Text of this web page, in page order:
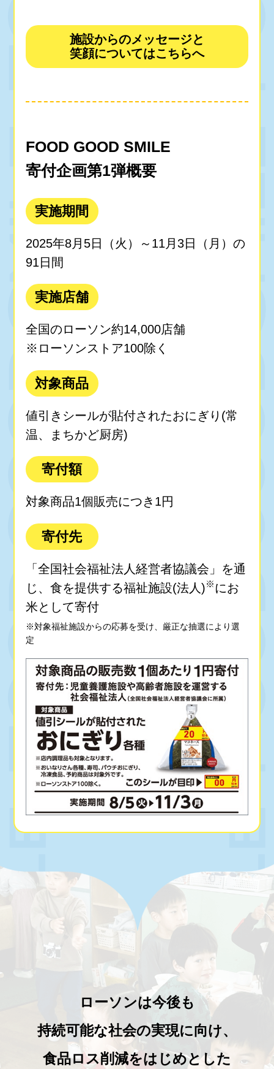
施設からのメッセージと
笑顔についてはこちらへ
FOOD GOOD SMILE
寄付企画第1弾概要
実施期間
2025年8月5日（火）～11月3日（月）の
91日間
実施店舗
全国のローソン約14,000店舗
※ローソンストア100除く
対象商品
値引きシールが貼付されたおにぎり(常
温、まちかど厨房)
寄付額
対象商品1個販売につき1円
寄付先
「全国社会福祉法人経営者協議会」を通
じ、食を提供する福祉施設(法人)※ にお
米として寄付
※対象福祉施設からの応募を受け、厳正な抽選により選
定
ローソンは今後も
持続可能な社会の実現に向け、
食品ロス削減をはじめとした